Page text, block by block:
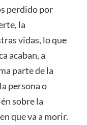
perdido por
la
vidas, lo que
acaban, a
parte de la
persona o
sobre la
que va a morir.